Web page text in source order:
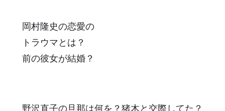
岡村隆史の恋愛の
トラウマとは？
前の彼女が結婚？
野沢直子の旦那は何を？猪木と交際してた？